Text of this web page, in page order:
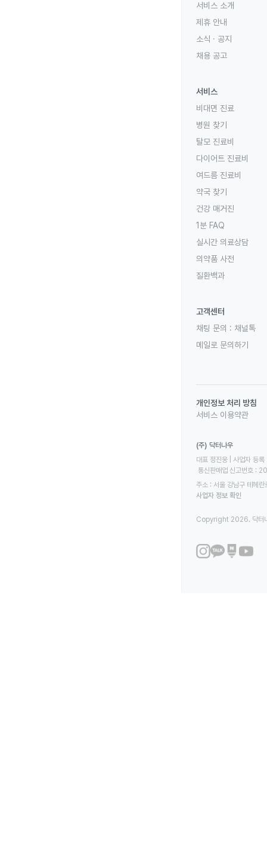
서비스 소개
제휴 안내
소식 · 공지
채용 공고
서비스
비대면 진료
병원 찾기
탈모 진료비
다이어트 진료비
여드름 진료비
약국 찾기
건강 매거진
1분 FAQ
실시간 의료상담
의약품 사전
질환백과
고객센터
채팅 문의 : 채널톡
메일로 문의하기
개인정보 처리 방침
서비스 이용약관
(주) 닥터나우
대표 정진웅 | 사업자
통신판매업 신고번호
주소 : 서울 강남구 테헤
사업자 정보 확인
Copyright 2026. 닥터